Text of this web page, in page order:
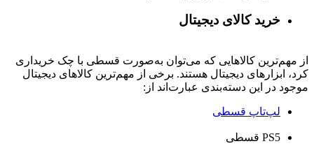
خرید کالای دیجیتال
از مهم‌ترین کالاهایی که می‌توان به‌صورت قسطی با چک خریداری
کرد، ابزارهای دیجیتال هستند. برخی از مهم‌ترین کالاهای دیجیتال
موجود در این دسته‌بندی عبارت‌اند از:
لپ‌تاپ قسطی
PS5 قسطی